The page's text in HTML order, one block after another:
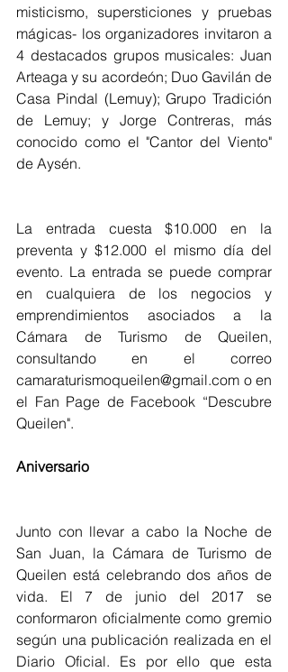
misticismo, supersticiones y pruebas
mágicas- los organizadores invitaron a
4 destacados grupos musicales: Juan
Arteaga y su acordeón; Duo Gavilán de
Casa Pindal (Lemuy); Grupo Tradición
de Lemuy; y Jorge Contreras, más
conocido como el "Cantor del Viento"
de Aysén.
La entrada cuesta $10.000 en la
preventa y $12.000 el mismo día del
evento. La entrada se puede comprar
en cualquiera de los negocios y
emprendimientos asociados a la
Cámara de Turismo de Queilen,
consultando en el correo
camaraturismoqueilen@gmail.com o en
el Fan Page de Facebook “Descubre
Queilen".
Aniversario
Junto con llevar a cabo la Noche de
San Juan, la Cámara de Turismo de
Queilen está celebrando dos años de
vida. El 7 de junio del 2017 se
conformaron oficialmente como gremio
según una publicación realizada en el
Diario Oficial. Es por ello que esta